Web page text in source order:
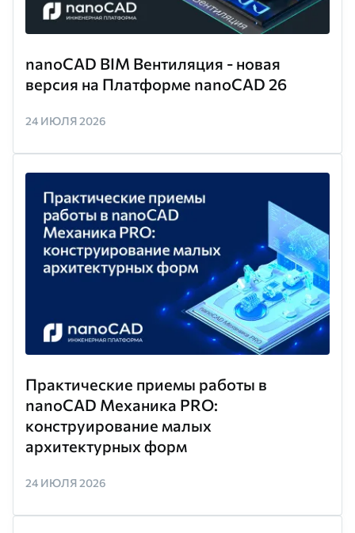
nanoCAD BIM Вентиляция - новая
версия на Платформе nanoCAD 26
24 ИЮЛЯ 2026
Практические приемы работы в
nanoCAD Механика PRO:
конструирование малых
архитектурных форм
24 ИЮЛЯ 2026